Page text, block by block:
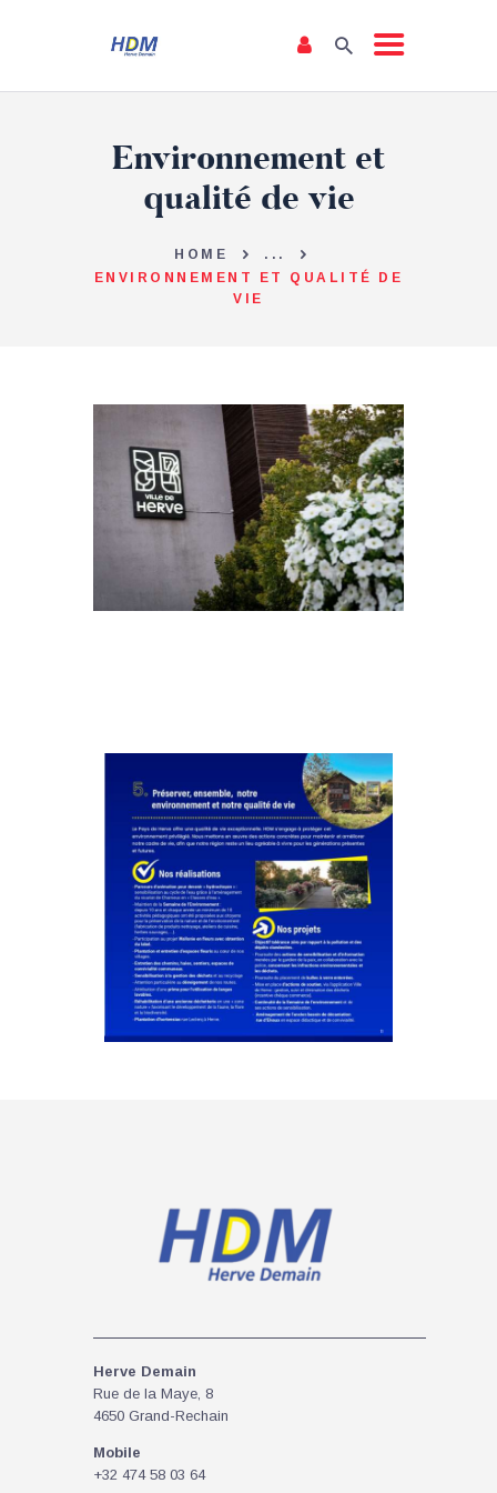
Environnement et
qualité de vie
HOME
...
ENVIRONNEMENT ET QUALITÉ DE
VIE
NOTRE ÉQUIPE
NOTRE PROGRAMME
DÉCLARATION DE
Herve Demain
Rue de la Maye, 8
4650 Grand-Rechain
Mobile
+32 474 58 03 64